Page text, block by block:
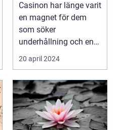
Casinon har länge varit
en magnet för dem
som söker
underhållning och en
chans ...
20 april 2024